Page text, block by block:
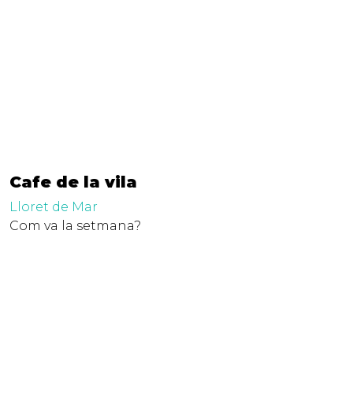
Cafe de la vila
Lloret de Mar
Com va la setmana?